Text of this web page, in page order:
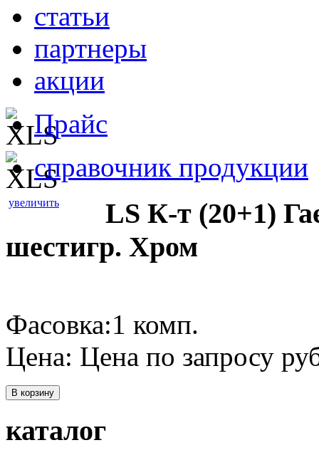
статьи
партнеры
акции
Прайс
справочник продукции
увеличить
LS К-т (20+1)
шестигр. Хром
Фасовка:1 комп.
Цена: Цена по запросу
В корзину
каталог